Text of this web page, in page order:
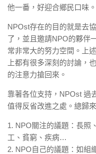
他一番，好迎合鄉民口味。
NPOst存在的目的就是去
了，並且邀請NPO的夥伴
常非常大的努力空間。上
上都有很多深刻的討論，
的注意力搶回來。
靠著各位支持，NPOst 過
值得反省改進之處。總歸
1. NPO關注的議題：長照
工、貧窮、疾病…
2. NPO自己的議題：如組